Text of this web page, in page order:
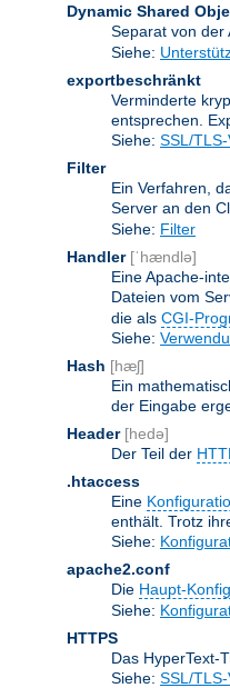
Dynamic Shared
Separat von der
Siehe:
exportbeschränkt
Verminderte
entsprechen.
Siehe: SSL/
Filter
Ein Verfahren,
Server an den
Siehe: Filter
Handler [ˈhændlə]
Eine Apache-
Dateien vom
die als CGI-
Siehe:
Hash [hæʃ]
Ein
der Eingabe
Header [hedə]
Der Teil der
.htaccess
Eine
enthält. Trotz
Siehe:
apache2.conf
Die Haupt-
Siehe:
HTTPS
Das HyperText-
Siehe: SSL/